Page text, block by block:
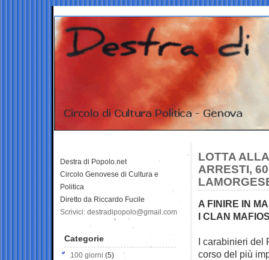
LOTTA
ARRESTI,
A FINIRE IN
I CLAN
I carabinieri del
corso del più
Destra di Popolo.net
Circolo Genovese di Cultura e
Politica
Diretto da Riccardo Fucile
Scrivici: destradipopolo@gmail.com
Categorie
100 giorni (5)